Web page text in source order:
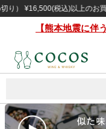
¥16,500(税込)以上のお買い
【熊本地震に伴